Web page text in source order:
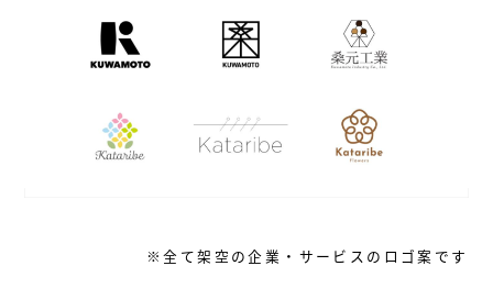
※全て架空の企業・サービスのロゴ案です